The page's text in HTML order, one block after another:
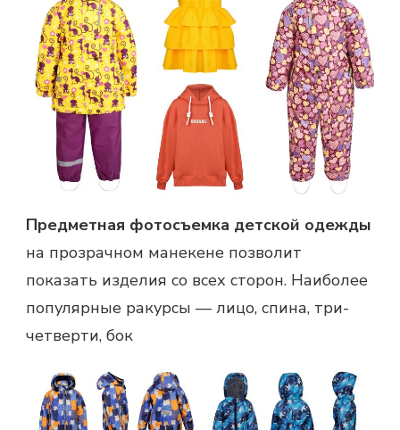
Предметная фотосъемка детской одежды
на прозрачном манекене позволит
показать изделия со всех сторон. Наиболее
популярные ракурсы — лицо, спина, три-
четверти, бок